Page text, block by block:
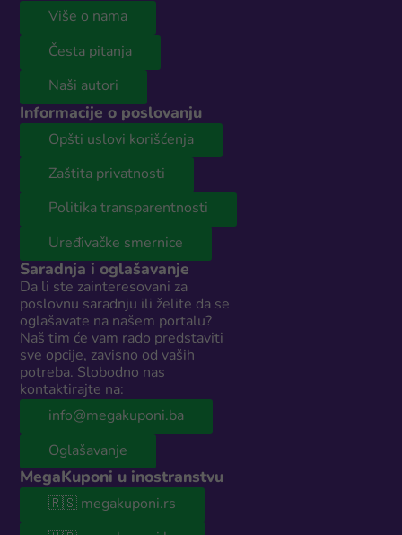
Više o nama
Česta pitanja
Naši autori
Informacije o poslovanju
Opšti uslovi korišćenja
Zaštita privatnosti
Politika transparentnosti
Uređivačke smernice
Saradnja i oglašavanje
Da li ste zainteresovani za
poslovnu saradnju ili želite da se
oglašavate na našem portalu?
Naš tim će vam rado predstaviti
sve opcije, zavisno od vaših
potreba. Slobodno nas
kontaktirajte na:
info@megakuponi.ba
Oglašavanje
MegaKuponi u inostranstvu
🇷🇸 megakuponi.rs